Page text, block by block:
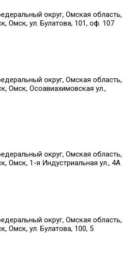
округ, Омская область,
Омск, ул. Булатова, 101, оф. 107
округ, Омская область,
Омск, Осоавиахимовская ул.,
округ, Омская область,
Омск, 1-я Индустриальная ул., 4А
округ, Омская область,
Омск, ул. Булатова, 100, 5